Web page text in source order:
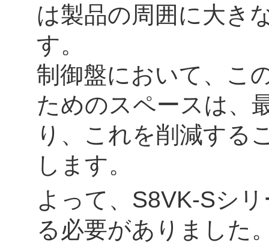
は製品の周囲に大き
す。
制御盤において、こ
ためのスペースは、
り、これを削減する
します。
よって、S8VK-Sシ
る必要がありました